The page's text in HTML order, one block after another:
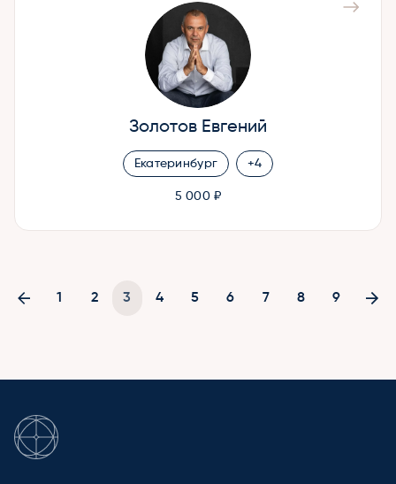
Золотов Евгений
Екатеринбург +4
5 000 ₽
1 2 3 4 5 6 7 8 9